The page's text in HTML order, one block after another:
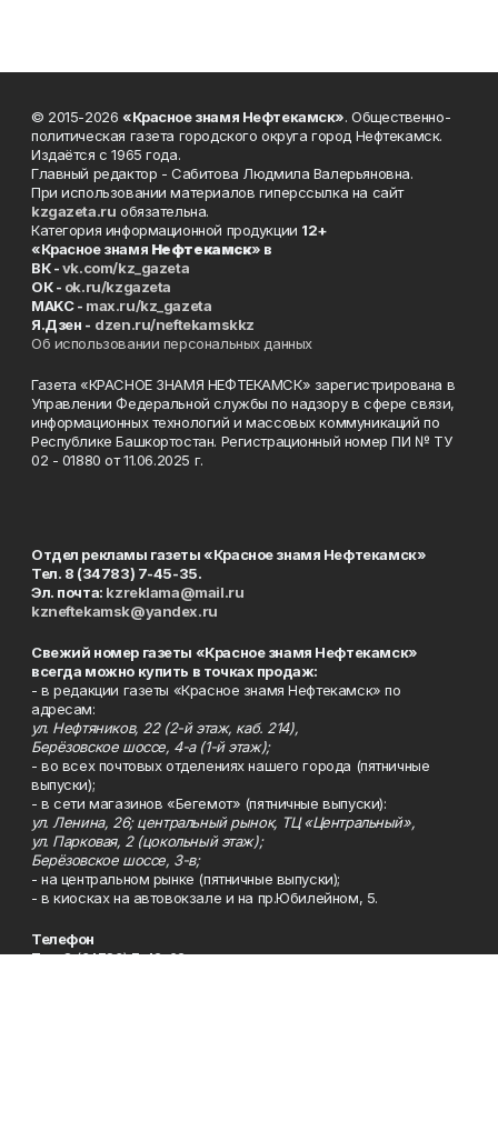
© 2015-2026 «Красное знамя Нефтекамск». Общественно-
политическая газета городского округа город Нефтекамск.
Издаётся с 1965 года.
Главный редактор - Сабитова Людмила Валерьяновна.
При использовании материалов гиперссылка на сайт
kzgazeta.ru обязательна.
Категория информационной продукции 12+
«Красное знамя Нефтекамск» в
ВК -vk.com/kz_gazeta
ОК - ok.ru/kzgazeta
MAKC - max.ru/kz_gazeta
Я.Дзен - dzen.ru/neftekamskkz
Об использовании персональных данных
Газета «КРАСНОЕ ЗНАМЯ НЕФТЕКАМСК» зарегистрирована в
Управлении Федеральной службы по надзору в сфере связи,
информационных технологий и массовых коммуникаций по
Республике Башкортостан. Регистрационный номер ПИ № ТУ
02 - 01880 от 11.06.2025 г.
Отдел рекламы газеты «Красное знамя Нефтекамск»
Тел. 8 (34783) 7-45-35.
Эл. почта: kzreklama@mail.ru
kzneftekamsk@yandex.ru
Свежий номер газеты «Красное знамя Нефтекамск»
всегда можно купить в точках продаж:
- в редакции газеты «Красное знамя Нефтекамск» по
адресам:
ул. Нефтяников, 22 (2-й этаж, каб. 214),
Берёзовское шоссе, 4-а (1-й этаж);
- во всех почтовых отделениях нашего города (пятничные
выпуски);
- в сети магазинов «Бегемот» (пятничные выпуски):
ул. Ленина, 26; центральный рынок, ТЦ «Центральный»,
ул. Парковая, 2 (цокольный этаж);
Берёзовское шоссе, 3-в;
- на центральном рынке (пятничные выпуски);
- в киосках на автовокзале и на пр.Юбилейном, 5.
Телефон
Тел. 8 (34783) 7-42-62.